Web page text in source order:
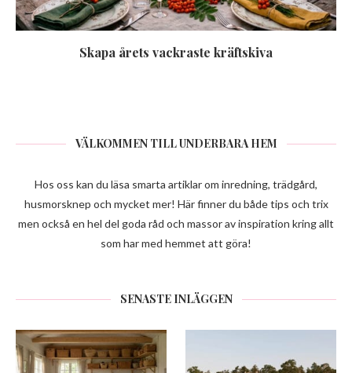
Skapa årets vackraste kräftskiva
VÄLKOMMEN TILL UNDERBARA HEM
Hos oss kan du läsa smarta artiklar om inredning, trädgård,
husmorsknep och mycket mer! Här finner du både tips och trix
men också en hel del goda råd och massor av inspiration kring allt
som har med hemmet att göra!
SENASTE INLÄGGEN